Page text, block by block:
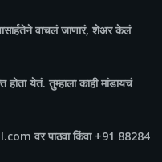
वाचलं जाणारं, शेअर केलं
येतं. तुम्हाला काही मांडायचं
वर पाठवा किंवा +91 88284